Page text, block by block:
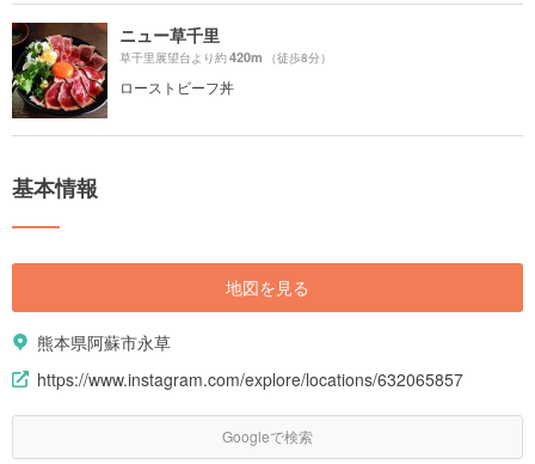
ニュー草千里
草千里展望台より約420m （徒歩8分）
ローストビーフ丼
基本情報
地図を見る
熊本県阿蘇市永草
https://www.instagram.com/explore/locations/632065857
Googleで検索